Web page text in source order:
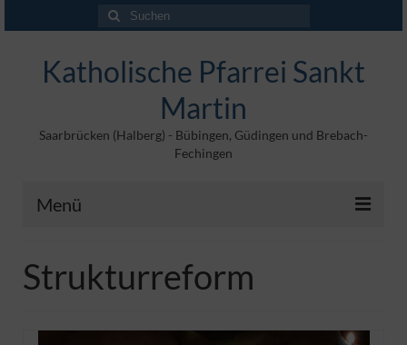
Suchen
nach:
Katholische Pfarrei Sankt
Martin
Saarbrücken (Halberg) - Bübingen, Güdingen und Brebach-
Fechingen
Menü
Veröffentlichungen
Kontakt
Strukturreform